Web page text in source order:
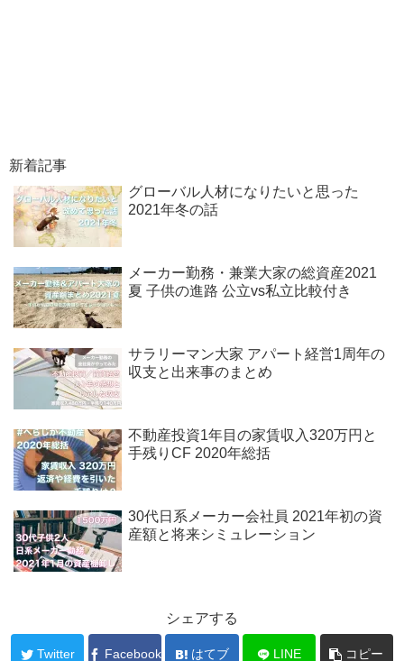
新着記事
グローバル人材になりたいと思った
2021年冬の話
メーカー勤務・兼業大家の総資産2021
夏 子供の進路 公立vs私立比較付き
サラリーマン大家 アパート経営1周年の
収支と出来事のまとめ
不動産投資1年目の家賃収入320万円と
手残りCF 2020年総括
30代日系メーカー会社員 2021年初の資
産額と将来シミュレーション
シェアする
Twitter Facebook はてブ LINE コピー